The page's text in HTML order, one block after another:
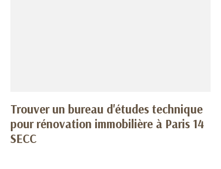
Trouver un bureau d'études technique
pour rénovation immobilière à Paris 14
SECC